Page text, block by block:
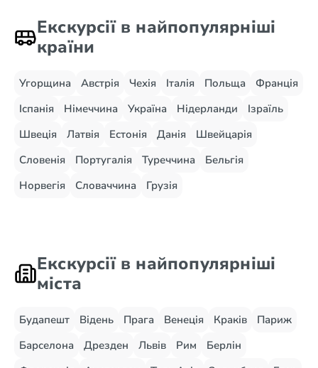
Екскурсії в найпопулярніші
країни
Угорщина Австрія Чехія Італія Польща
Франція
Іспанія
Німеччина Україна Нідерланди
Ізраїль
Швеція
Латвія Естонія Данія
Швейцарія
Словенія
Португалія Туреччина
Бельгія
Норвегія
Словаччина Грузія
Екскурсії в найпопулярніші
міста
Будапешт Відень Прага Венеція Краків
Париж
Барселона
Дрезден Львів Рим
Берлін